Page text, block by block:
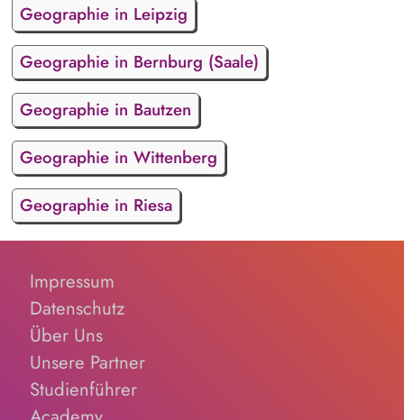
Geographie in Leipzig
Geographie in Bernburg (Saale)
Geographie in Bautzen
Geographie in Wittenberg
Geographie in Riesa
Impressum
Datenschutz
Über Uns
Unsere Partner
Studienführer